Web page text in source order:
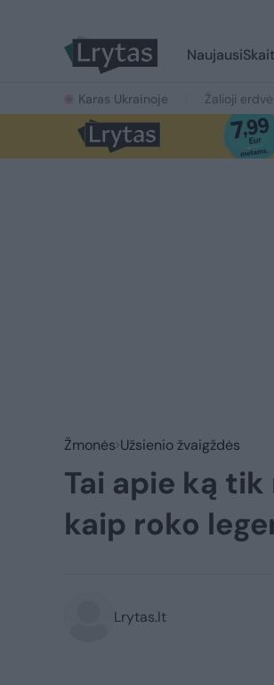
Naujausi
Karas Ukrainoje Žalioji erdvė
Žmonės Užsienio žvaigždės
Tai apie ką
kaip roko
Lrytas.lt